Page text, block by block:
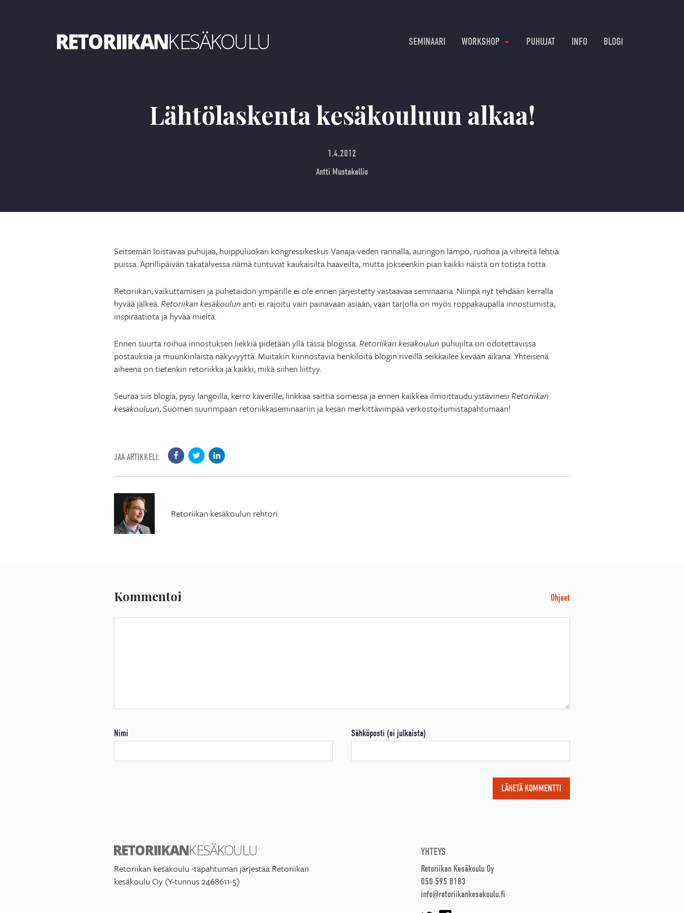
SEMINAARI WORKSHOP PUHUJAT INFO BLOGI
Lähtölaskenta kesäkouluun alkaa!
1.4.2012
Antti Mustakallio
Seitsemän loistavaa puhujaa, huippuluokan kongressikeskus Vanaja-veden rannalla, auringon lämpö, ruohoa ja vihreitä lehtiä
puissa. Aprillipäivän takatalvessa nämä tuntuvat kaukaisilta haaveilta, mutta jokseenkin pian kaikki näistä on totista totta.
Retoriikan, vaikuttamisen ja puhetaidon ympärille ei ole ennen järjestetty vastaavaa seminaaria. Niinpä nyt tehdään kerralla
hyvää jälkeä.Retoriikan kesäkoulunanti ei rajoitu vain painavaan asiaan, vaan tarjolla on myös roppakaupalla innostumista,
inspiraatiota ja hyvää mieltä.
Ennen suurta roihua innostuksen liekkiä pidetään yllä tässä blogissa.Retoriikan kesäkoulun puhujilta on odotettavissa
postauksia ja muunkinlaista näkyvyyttä. Muitakin kiinnostavia henkilöitä blogin riveillä seikkailee kevään aikana. Yhteisenä
aiheena on tietenkin retoriikka ja kaikki, mikä siihen liittyy.
Seuraa siis blogia, pysy langoilla, kerro kaverille, linkkaa saittia somessa ja ennen kaikkea ilmoittaudu ystävinesi Retoriikan
kesäkouluun, Suomen suurimpaan retoriikkaseminaariin ja kesän merkittävimpää verkostoitumistapahtumaan!
JAA ARTIKKELI:
Retoriikan kesäkoulun rehtori
Kommentoi Ohjeet
Nimi Sähköposti (ei julkaista)
Retoriikan kesäkoulu -tapahtuman järjestää Retoriikan
kesäkoulu Oy (Y-tunnus 2468611-5)
YHTEYS
Retoriikan Kesäkoulu Oy
050 595 8183
info@retoriikankesakoulu.fi